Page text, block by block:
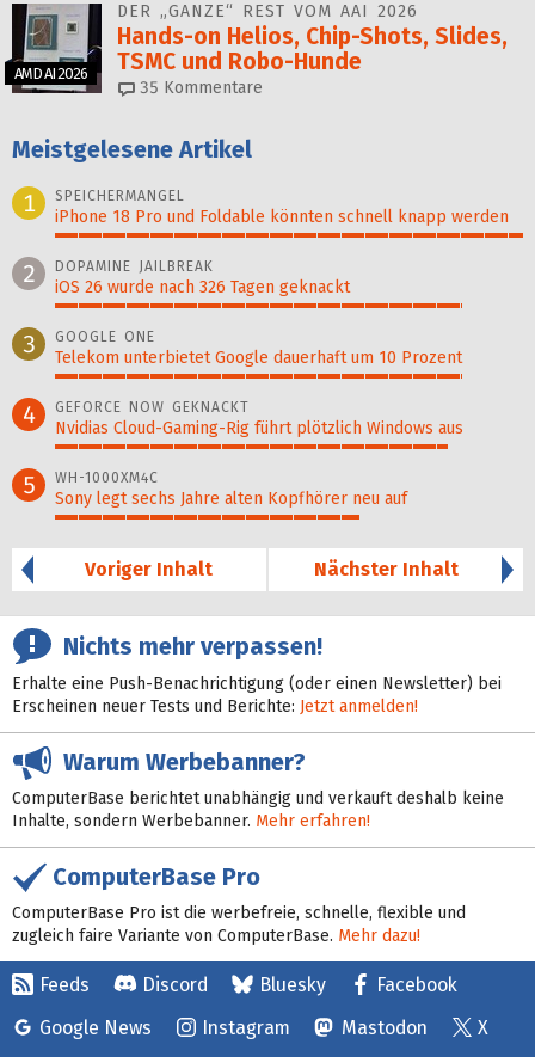
AMD AI 2026
DER „GANZE“ REST VOM AAI 2026
Hands-on Helios, Chip-Shots, Slides,
TSMC und Robo-Hunde
35 Kommentare
Meistgelesene Artikel
1
SPEICHERMANGEL
iPhone 18 Pro und Foldable könnten schnell knapp werden
2 DOPAMINE JAILBREAK
iOS 26 wurde nach 326 Tagen geknackt
3 GOOGLE ONE
Telekom unterbietet Google dauerhaft um 10 Prozent
4 GEFORCE NOW GEKNACKT
Nvidias Cloud-Gaming-Rig führt plötzlich Windows aus
5 WH-1000XM4C
Sony legt sechs Jahre alten Kopfhörer neu auf
Voriger Inhalt
Nächster Inhalt
Nichts mehr verpassen!
Erhalte eine Push-Benachrichtigung (oder einen Newsletter) bei
Erscheinen neuer Tests und Berichte: Jetzt anmelden!
Warum Werbebanner?
ComputerBase berichtet unabhängig und verkauft deshalb keine
Inhalte, sondern Werbebanner. Mehr erfahren!
ComputerBase Pro
ComputerBase Pro ist die werbefreie, schnelle, flexible und
zugleich faire Variante von ComputerBase. Mehr dazu!
Feeds Discord Bluesky
Facebook
Google News
Instagram Mastodon X